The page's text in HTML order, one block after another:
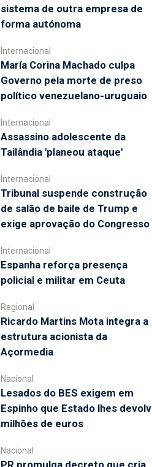
sistema de outra empresa de
forma autónoma
Internacional
María Corina Machado culpa
Governo pela morte de preso
político venezuelano-uruguaio
Internacional
Assassino adolescente da
Tailândia 'planeou ataque'
Internacional
Tribunal suspende construção
de salão de baile de Trump e
exige aprovação do Congresso
Internacional
Espanha reforça presença
policial e militar em Ceuta
Regional
Ricardo Martins Mota integra a
estrutura acionista da
Açormedia
Nacional
Lesados do BES exigem em
Espinho que Estado lhes
milhões de euros
Nacional
PR promulga decreto que cria